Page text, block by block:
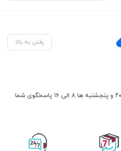
رفتن به بالا
شنبه تا چهارشنبه از ساعت ۸ الی ۲۰ و پنجشنبه ها ۸ الی ۱۶ پاسخگوی شما